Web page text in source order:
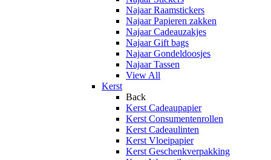
Najaar Raamstickers
Najaar Papieren zakken
Najaar Cadeauzakjes
Najaar Gift bags
Najaar Gondeldoosjes
Najaar Tassen
View All
Kerst
Back
Kerst Cadeaupapier
Kerst Consumentenrollen
Kerst Cadeaulinten
Kerst Vloeipapier
Kerst Geschenkverpakking